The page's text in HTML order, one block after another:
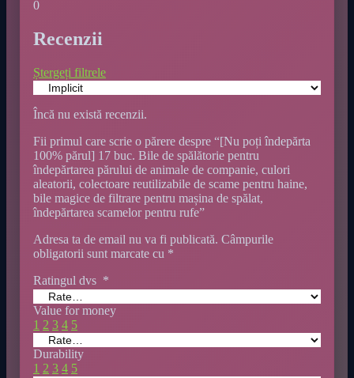
0
Recenzii
Ștergeți filtrele
Încă nu există recenzii.
Fii primul care scrie o părere despre “[Nu poți îndepărta
100% părul] 17 buc. Bile de spălătorie pentru
îndepărtarea părului de animale de companie, culori
aleatorii, colectoare reutilizabile de scame pentru haine,
bile magice de filtrare pentru mașina de spălat,
îndepărtarea scamelor pentru rufe”
Adresa ta de email nu va fi publicată. Câmpurile
obligatorii sunt marcate cu *
Ratingul dvs *
Value for money
1 2 3 4 5
Durability
1 2 3 4 5